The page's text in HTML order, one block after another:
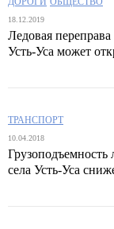
18.12.2019
Ледовая
Усть-Уса может
ТРАНСПОРТ
10.04.2018
Грузоподъемность
села Усть-Уса